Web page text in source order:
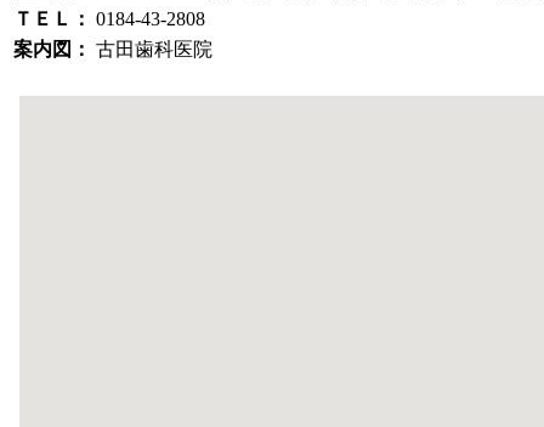
ＴＥＬ： 0184-43-2808
案内図： 古田歯科医院